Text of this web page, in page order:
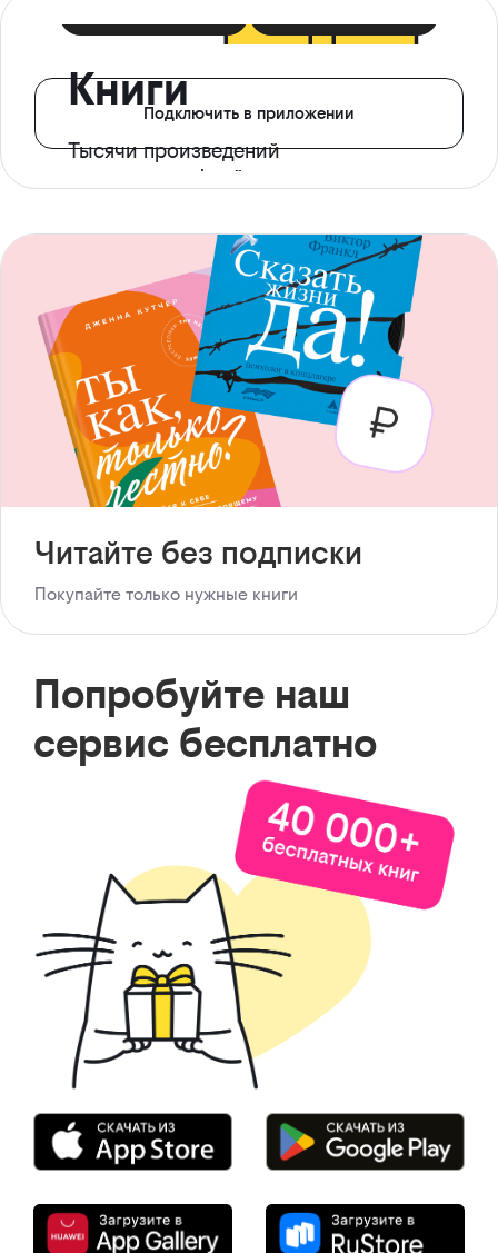
Книги
Тысячи произведений
с доступом офлайн
Подключить в приложении
Читайте без подписки
Покупайте только нужные книги
Попробуйте наш
сервис бесплатно